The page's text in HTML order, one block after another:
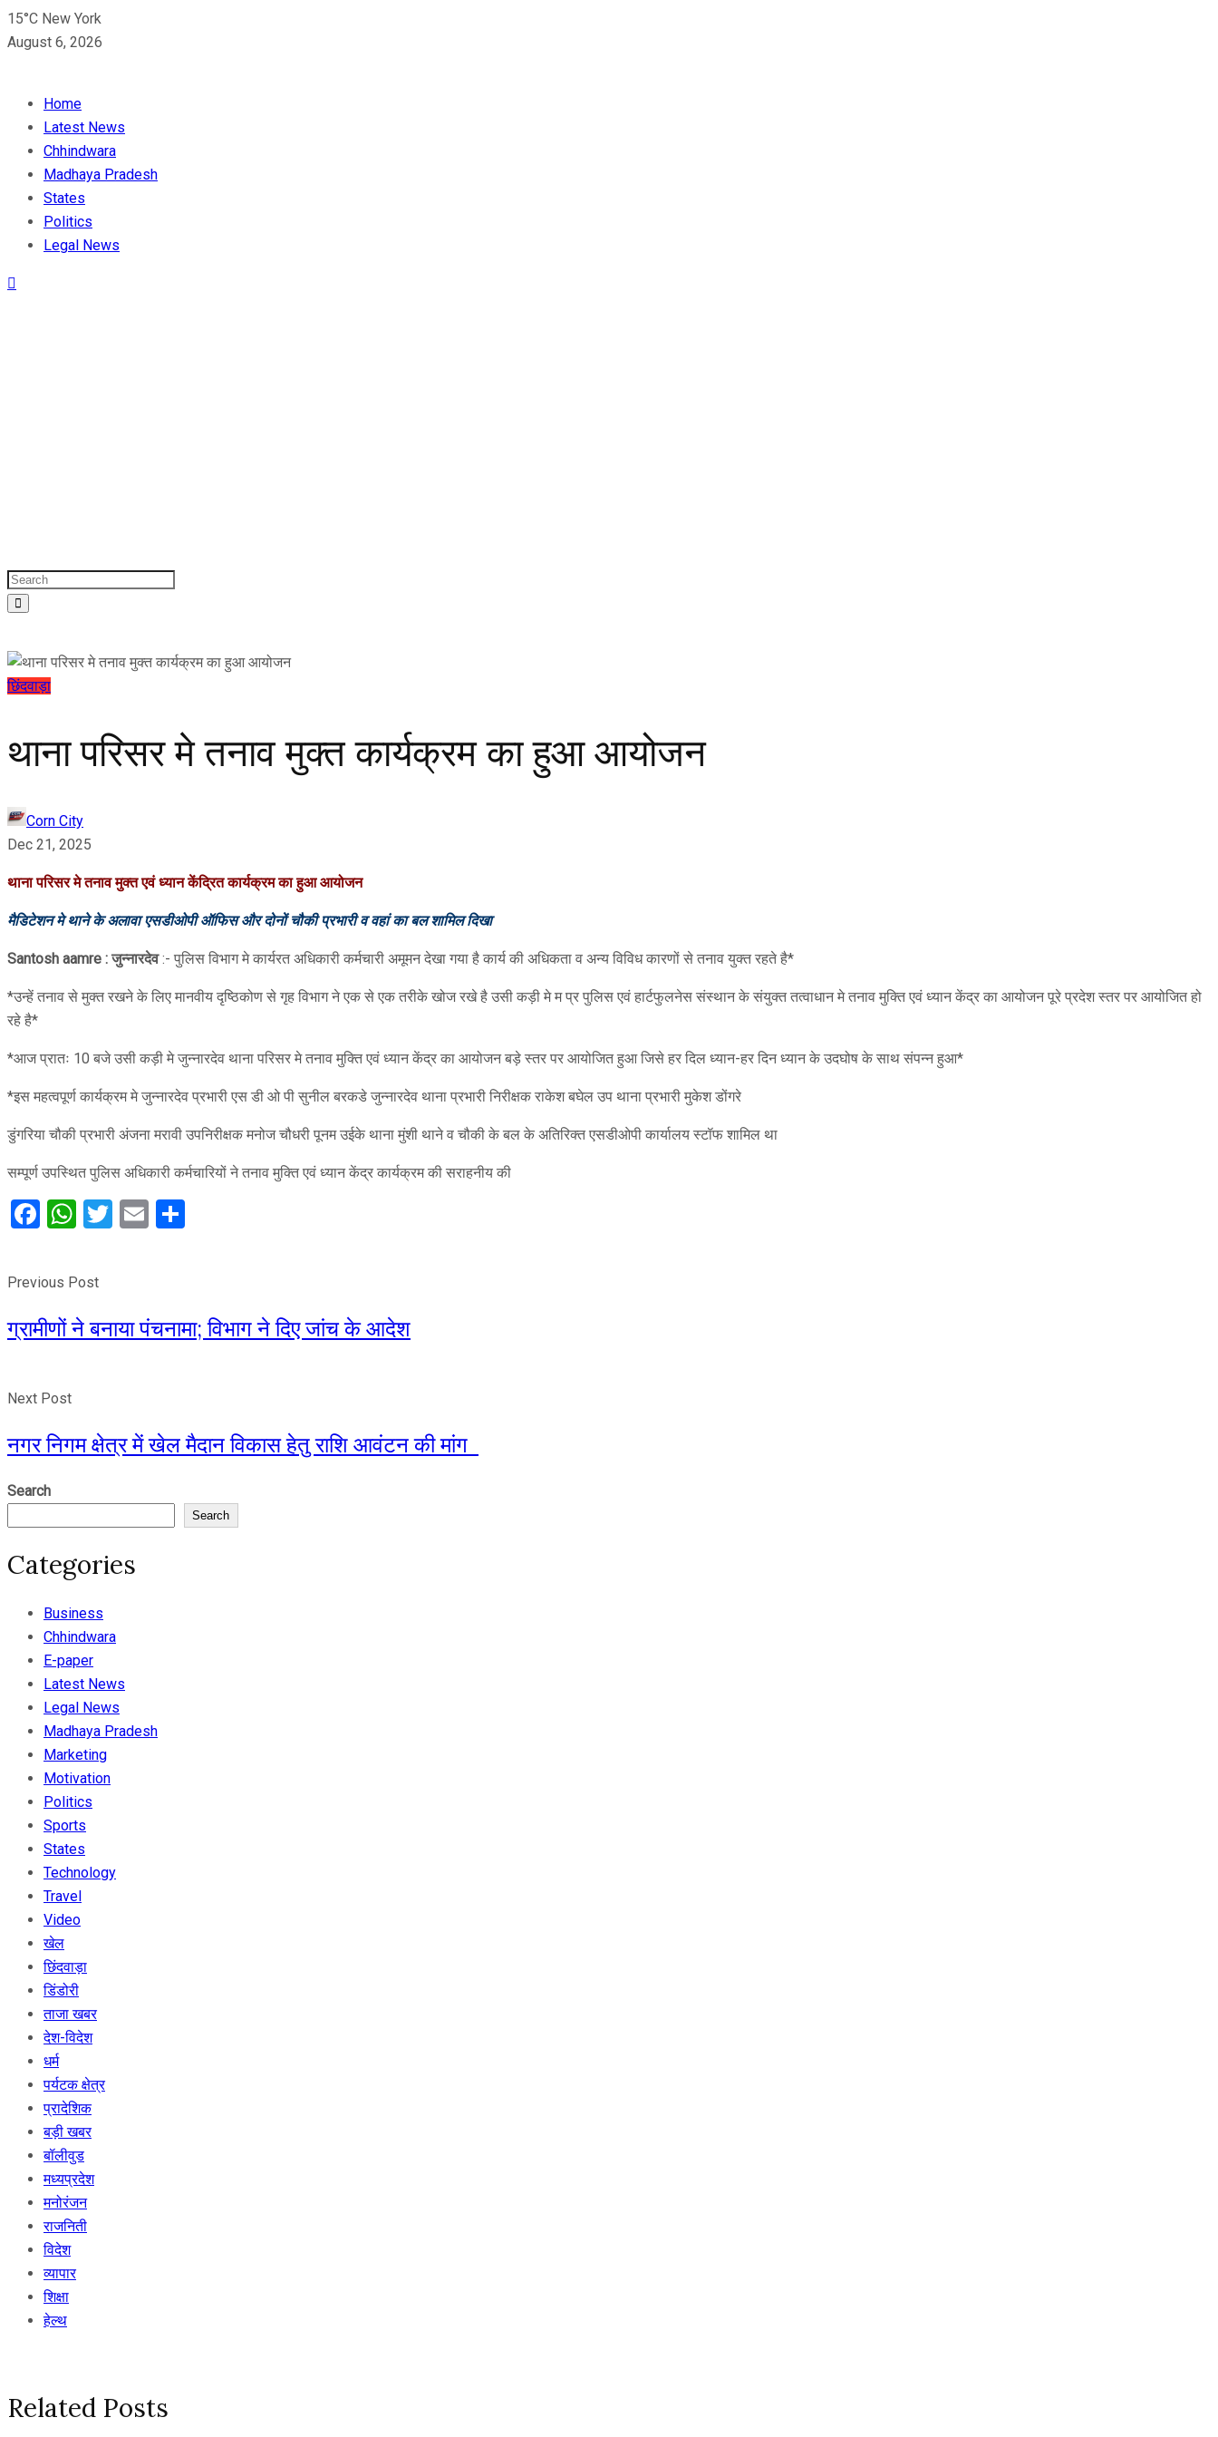
15°C New York
August 6, 2026
Home
Latest News
Chhindwara
Madhaya Pradesh
States
Politics
Legal News
छिंदवाड़ा
थाना परिसर मे तनाव मुक्त कार्यक्रम का हुआ आयोजन
Corn City
Dec 21, 2025
थाना परिसर मे तनाव मुक्त एवं ध्यान केंद्रित कार्यक्रम का हुआ आयोजन
मैडिटेशन मे थाने के अलावा एसडीओपी ऑफिस और दोनों चौकी प्रभारी व वहां का बल शामिल दिखा
Santosh aamre : जुन्नारदेव:- पुलिस विभाग मे कार्यरत अधिकारी कर्मचारी अमूमन देखा गया है कार्य की अधिकता व अन्य विविध कारणों से तनाव युक्त रहते है*
*उन्हें तनाव से मुक्त रखने के लिए मानवीय दृष्ठिकोण से गृह विभाग ने एक से एक तरीके खोज रखे है उसी कड़ी मे म प्र पुलिस एवं हार्टफुलनेस संस्थान के संयुक्त तत्वाधान मे तनाव मुक्ति एवं ध्यान केंद्र का आयोजन पूरे प्रदेश स्तर पर आयोजित हो
रहे है*
*आज प्रातः 10 बजे उसी कड़ी मे जुन्नारदेव थाना परिसर मे तनाव मुक्ति एवं ध्यान केंद्र का आयोजन बड़े स्तर पर आयोजित हुआ जिसे हर दिल ध्यान-हर दिन ध्यान के उदघोष के साथ संपन्न हुआ*
*इस महत्वपूर्ण कार्यक्रम मे जुन्नारदेव प्रभारी एस डी ओ पी सुनील बरकडे जुन्नारदेव थाना प्रभारी निरीक्षक राकेश बघेल उप थाना प्रभारी मुकेश डोंगरे
डुंगरिया चौकी प्रभारी अंजना मरावी उपनिरीक्षक मनोज चौधरी पूनम उईके थाना मुंशी थाने व चौकी के बल के अतिरिक्त एसडीओपी कार्यालय स्टॉफ शामिल था
सम्पूर्ण उपस्थित पुलिस अधिकारी कर्मचारियों ने तनाव मुक्ति एवं ध्यान केंद्र कार्यक्रम की सराहनीय की
Facebook
WhatsApp
Twitter
Email
Previous Post
ग्रामीणों ने बनाया पंचनामा; विभाग ने दिए जांच के आदेश
Next Post
नगर निगम क्षेत्र में खेल मैदान विकास हेतु राशि आवंटन की मांग
Search
Search
Categories
Business
Chhindwara
E-paper
Latest News
Legal News
Madhaya Pradesh
Marketing
Motivation
Politics
Sports
States
Technology
Travel
Video
खेल
छिंदवाड़ा
डिंडोरी
ताजा खबर
देश-विदेश
धर्म
पर्यटक क्षेत्र
प्रादेशिक
बड़ी खबर
बॉलीवुड
मध्यप्रदेश
मनोरंजन
राजनिती
विदेश
व्यापार
शिक्षा
हेल्थ
Related Posts